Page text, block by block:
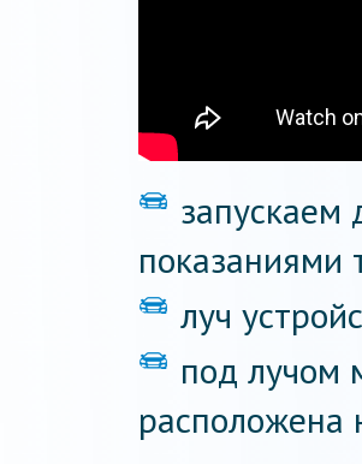
запускаем
показаниями
луч
под лучом
расположена